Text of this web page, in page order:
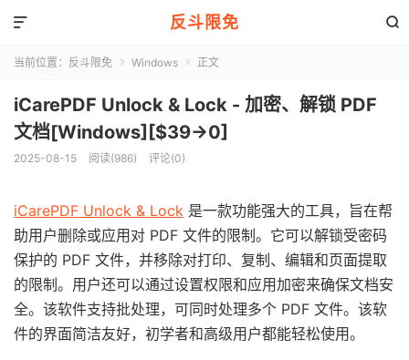
反斗限免 

当前位置： 反斗限免  Windows  正文
iCarePDF Unlock & Lock - 加密、解锁 PDF
文档[Windows][$39→0]
2025-08-15 阅读(986) 评论(0)
iCarePDF Unlock & Lock 是一款功能强大的工具，旨在帮
助用户删除或应用对 PDF 文件的限制。它可以解锁受密码
保护的 PDF 文件，并移除对打印、复制、编辑和页面提取
的限制。用户还可以通过设置权限和应用加密来确保文档安
全。该软件支持批处理，可同时处理多个 PDF 文件。该软
件的界面简洁友好，初学者和高级用户都能轻松使用。